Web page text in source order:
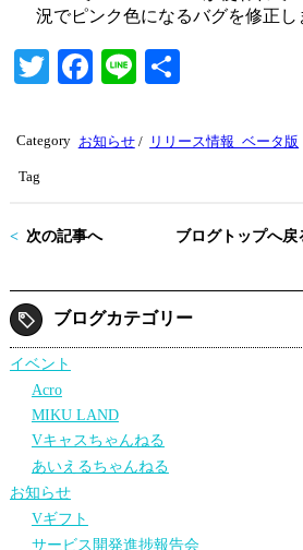
況でピンク色になるバグを修正し
T
tte
Fa
bo
Li
Category お知らせ/ リリース情報_ベータ版
Tag
次の記事へ ブログトップへ戻
ブログカテゴリー
イベント
Acro
MIKU LAND
Vキャスちゃんねる
あいえるちゃんねる
お知らせ
Vギフト
サービス開発進捗報告会